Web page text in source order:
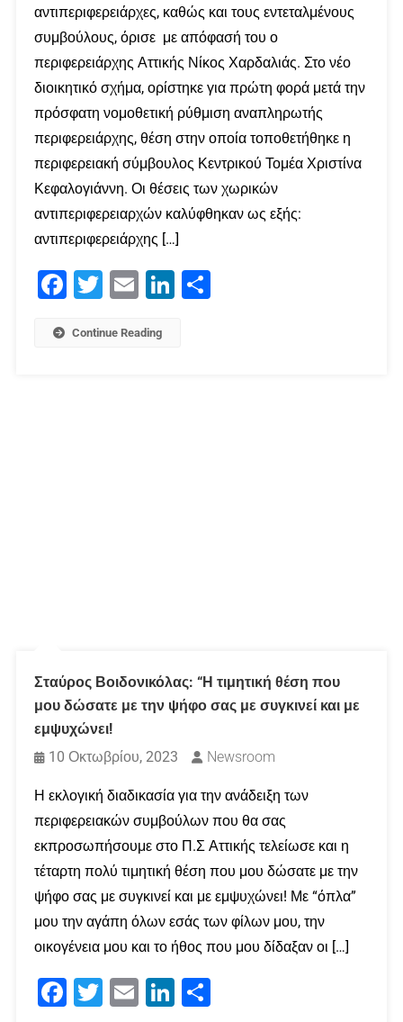
αντιπεριφερειάρχες, καθώς και τους εντεταλμένους
συμβούλους, όρισε με απόφασή του ο
περιφερειάρχης Αττικής Νίκος Χαρδαλιάς. Στο νέο
διοικητικό σχήμα, ορίστηκε για πρώτη φορά μετά την
πρόσφατη νομοθετική ρύθμιση αναπληρωτής
περιφερειάρχης, θέση στην οποία τοποθετήθηκε η
περιφερειακή σύμβουλος Κεντρικού Τομέα Χριστίνα
Κεφαλογιάννη. Οι θέσεις των χωρικών
αντιπεριφερειαρχών καλύφθηκαν ως εξής:
αντιπεριφερειάρχης […]
Facebook
Twitter Email LinkedIn
Continue Reading
Σταύρος Βοιδονικόλας: “Η τιμητική θέση που
μου δώσατε με την ψήφο σας με συγκινεί και με
εμψυχώνει!
10 Οκτωβρίου, 2023
Newsroom
Η εκλογική διαδικασία για την ανάδειξη των
περιφερειακών συμβούλων που θα σας
εκπροσωπήσουμε στο Π.Σ Αττικής τελείωσε και η
τέταρτη πολύ τιμητική θέση που μου δώσατε με την
ψήφο σας με συγκινεί και με εμψυχώνει! Με “όπλα”
μου την αγάπη όλων εσάς των φίλων μου, την
οικογένεια μου και το ήθος που μου δίδαξαν οι […]
Facebook
Twitter Email LinkedIn